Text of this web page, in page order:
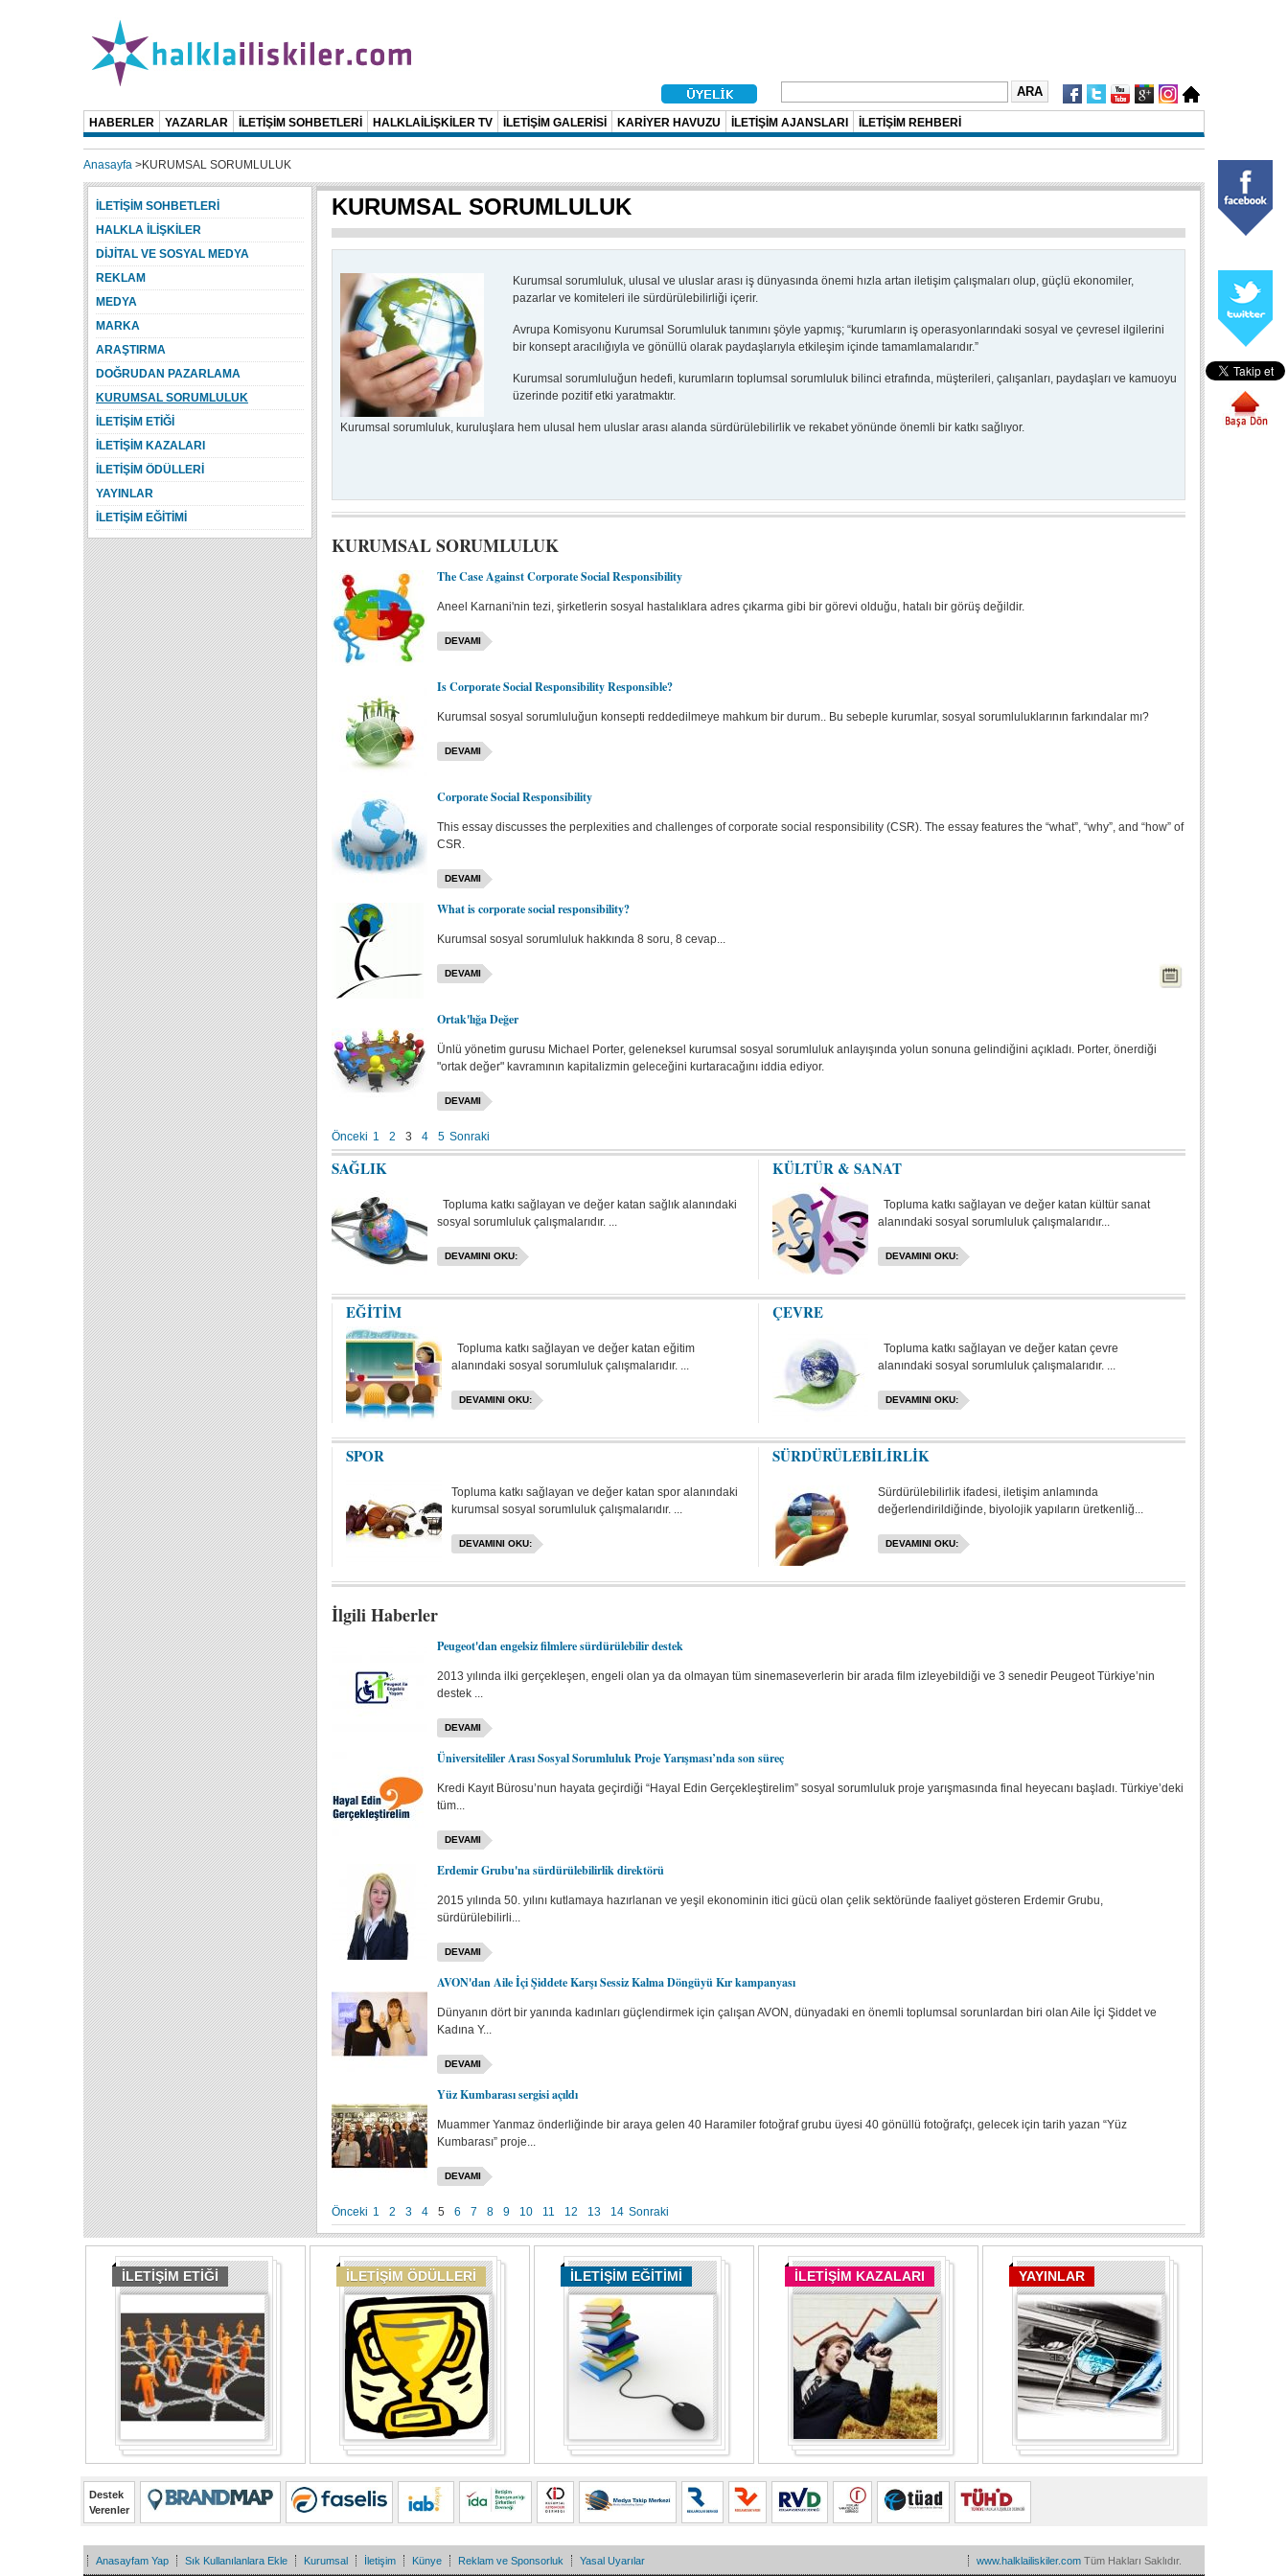
HABERLER YAZARLAR İLETİŞİM SOHBETLERİ HALKLAİLİŞKİLER TV İLETİŞİM GALERİSİ KARİYER HAVUZU İLETİŞİM AJANSLARI İLETİŞİM REHBERİ
Anasayfa >KURUMSAL SORUMLULUK
KURUMSAL SORUMLULUK
Kurumsal sorumluluk, ulusal ve uluslar arası iş dünyasında önemi hızla artan iletişim çalışmaları olup, güçlü ekonomiler,
pazarlar ve komiteleri ile sürdürülebilirliği içerir.
Avrupa Komisyonu Kurumsal Sorumluluk tanımını şöyle yapmış; “kurumların iş operasyonlarındaki sosyal ve çevresel ilgilerini
bir konsept aracılığıyla ve gönüllü olarak paydaşlarıyla etkileşim içinde tamamlamalarıdır.”
Kurumsal sorumluluğun hedefi, kurumların toplumsal sorumluluk bilinci etrafında, müşterileri, çalışanları, paydaşları ve kamuoyu
üzerinde pozitif etki yaratmaktır.
Kurumsal sorumluluk, kuruluşlara hem ulusal hem uluslar arası alanda sürdürülebilirlik ve rekabet yönünde önemli bir katkı sağlıyor.
KURUMSAL SORUMLULUK
The Case Against Corporate Social Responsibility
Aneel Karnani'nin tezi, şirketlerin sosyal hastalıklara adres çıkarma gibi bir görevi olduğu, hatalı bir görüş değildir.
DEVAMI
Is Corporate Social Responsibility Responsible?
Kurumsal sosyal sorumluluğun konsepti reddedilmeye mahkum bir durum.. Bu sebeple kurumlar, sosyal sorumluluklarının farkındalar mı?
DEVAMI
Corporate Social Responsibility
This essay discusses the perplexities and challenges of corporate social responsibility (CSR). The essay features the “what”, “why”, and “how” of
CSR.
DEVAMI
What is corporate social responsibility?
Kurumsal sosyal sorumluluk hakkında 8 soru, 8 cevap...
DEVAMI
Ortak'lığa Değer
Ünlü yönetim gurusu Michael Porter, geleneksel kurumsal sosyal sorumluluk anlayışında yolun sonuna gelindiğini açıkladı. Porter, önerdiği
"ortak değer" kavramının kapitalizmin geleceğini kurtaracağını iddia ediyor.
DEVAMI
Önceki 1 2 3 4 5 Sonraki
SAĞLIK
Topluma katkı sağlayan ve değer katan sağlık alanındaki
sosyal sorumluluk çalışmalarıdır. ...
DEVAMINI OKU:
KÜLTÜR & SANAT
Topluma katkı sağlayan ve değer katan kültür sanat
alanındaki sosyal sorumluluk çalışmalarıdır...
DEVAMINI OKU:
EĞİTİM
Topluma katkı sağlayan ve değer katan eğitim
alanındaki sosyal sorumluluk çalışmalarıdır. ...
DEVAMINI OKU:
ÇEVRE
Topluma katkı sağlayan ve değer katan çevre
alanındaki sosyal sorumluluk çalışmalarıdır. ...
DEVAMINI OKU:
SPOR
Topluma katkı sağlayan ve değer katan spor alanındaki
kurumsal sosyal sorumluluk çalışmalarıdır. ...
DEVAMINI OKU:
SÜRDÜRÜLEBİLİRLİK
Sürdürülebilirlik ifadesi, iletişim anlamında
değerlendirildiğinde, biyolojik yapıların üretkenliğ...
DEVAMINI OKU:
İlgili Haberler
Peugeot'dan engelsiz filmlere sürdürülebilir destek
2013 yılında ilki gerçekleşen, engeli olan ya da olmayan tüm sinemaseverlerin bir arada film izleyebildiği ve 3 senedir Peugeot Türkiye’nin
destek ...
DEVAMI
Üniversiteliler Arası Sosyal Sorumluluk Proje Yarışması’nda son süreç
Kredi Kayıt Bürosu’nun hayata geçirdiği “Hayal Edin Gerçekleştirelim” sosyal sorumluluk proje yarışmasında final heyecanı başladı. Türkiye’deki
tüm...
DEVAMI
Erdemir Grubu'na sürdürülebilirlik direktörü
2015 yılında 50. yılını kutlamaya hazırlanan ve yeşil ekonominin itici gücü olan çelik sektöründe faaliyet gösteren Erdemir Grubu,
sürdürülebilirli...
DEVAMI
AVON'dan Aile İçi Şiddete Karşı Sessiz Kalma Döngüyü Kır kampanyası
Dünyanın dört bir yanında kadınları güçlendirmek için çalışan AVON, dünyadaki en önemli toplumsal sorunlardan biri olan Aile İçi Şiddet ve
Kadına Y...
DEVAMI
Yüz Kumbarası sergisi açıldı
Muammer Yanmaz önderliğinde bir araya gelen 40 Haramiler fotoğraf grubu üyesi 40 gönüllü fotoğrafçı, gelecek için tarih yazan “Yüz
Kumbarası” proje...
DEVAMI
Önceki 1 2 3 4 5 6 7 8 9 10 11 12 13 14 Sonraki
İLETİŞİM SOHBETLERİ
HALKLA İLİŞKİLER
DİJİTAL VE SOSYAL MEDYA
REKLAM
MEDYA
MARKA
ARAŞTIRMA
DOĞRUDAN PAZARLAMA
KURUMSAL SORUMLULUK
İLETİŞİM ETİĞİ
İLETİŞİM KAZALARI
İLETİŞİM ÖDÜLLERİ
YAYINLAR
İLETİŞİM EĞİTİMİ
İLETİŞİM ETİĞİ İLETİŞİM ÖDÜLLERİ İLETİŞİM EĞİTİMİ İLETİŞİM KAZALARI YAYINLAR
Destek
Verenler
Anasayfam Yap Sık Kullanılanlara Ekle Kurumsal İletişim Künye Reklam ve Sponsorluk Yasal Uyarılar www.halklailiskiler.com Tüm Hakları Saklıdır.